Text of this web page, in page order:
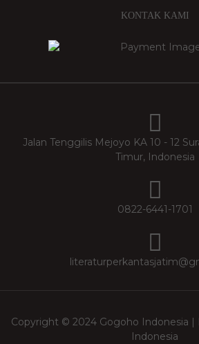
KONTAK KAMI
Jalan Tenggilis Mejoyo KA 10 - 12
Timur, Indonesia
0822-6441-1701
Copyright © 2024 Gogoho Indonesia |
Indonesia